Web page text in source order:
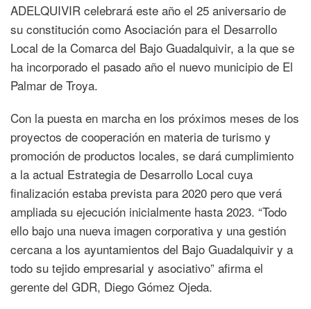
ADELQUIVIR celebrará este año el 25 aniversario de
su constitución como Asociación para el Desarrollo
Local de la Comarca del Bajo Guadalquivir, a la que se
ha incorporado el pasado año el nuevo municipio de El
Palmar de Troya.
Con la puesta en marcha en los próximos meses de los
proyectos de cooperación en materia de turismo y
promoción de productos locales, se dará cumplimiento
a la actual Estrategia de Desarrollo Local cuya
finalización estaba prevista para 2020 pero que verá
ampliada su ejecución inicialmente hasta 2023. “Todo
ello bajo una nueva imagen corporativa y una gestión
cercana a los ayuntamientos del Bajo Guadalquivir y a
todo su tejido empresarial y asociativo” afirma el
gerente del GDR, Diego Gómez Ojeda.